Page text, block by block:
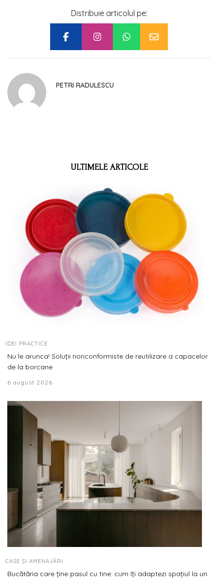
Distribuie articolul pe:
PETRI RADULESCU
ULTIMELE ARTICOLE
IDEI PRACTICE
Nu le arunca! Soluții nonconformiste de reutilizare a capacelor
de la borcane
6 august 2026
CASE ȘI AMENAJĂRI
Bucătăria care ține pasul cu tine: cum îți adaptezi spațiul la un